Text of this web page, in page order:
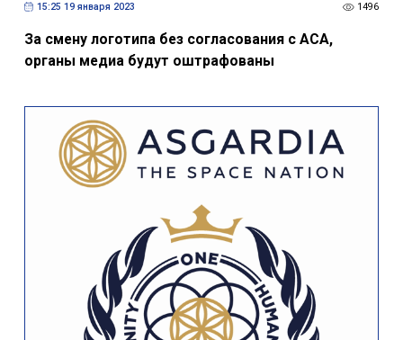
15:25 19 января 2023 1496
За смену логотипа без согласования с АСА,
органы медиа будут оштрафованы